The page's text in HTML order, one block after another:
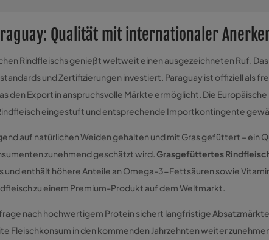
Qualität mit internationaler
Rindfleischs genießt weltweit einen ausgezeichneten Ruf.
und Zertifizierungen investiert. Paraguay ist offiziell als
den Export in anspruchsvolle Märkte ermöglicht. Die Europäische
eingestuft und entsprechende Importkontingente
auf natürlichen Weiden gehalten und mit Gras gefüttert – ein
zunehmend geschätzt wird. Grasgefüttertes
und enthält höhere Anteile an Omega-3-Fettsäuren sowie
zu einem Premium-Produkt auf dem Weltmarkt.
nach hochwertigem Protein sichert langfristige
Fleischkonsum in den kommenden Jahrzehnten weiter